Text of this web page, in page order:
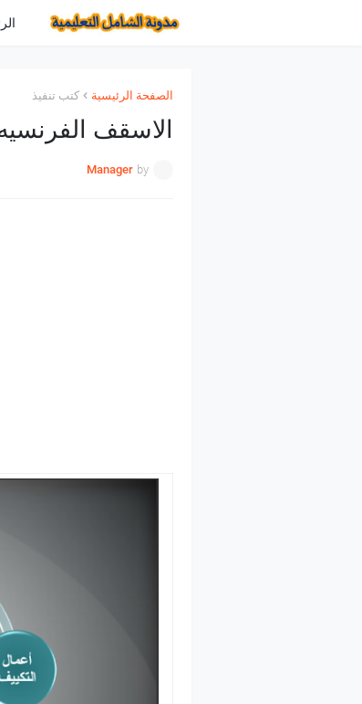
الصفحة الرئيسية كتب تنفيذ
الاسقف
by
Manager